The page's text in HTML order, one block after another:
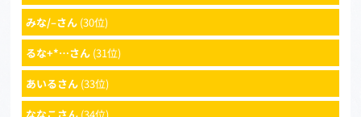
みな/–さん (30位)
るな+*…さん (31位)
あいるさん (33位)